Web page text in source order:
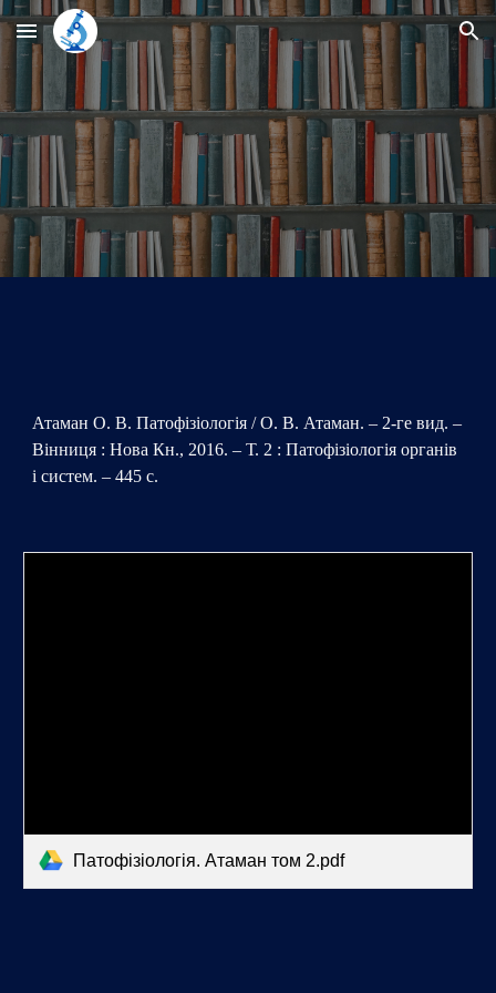
Skip to main content Skip to navigation
Атаман О. В. Патофізіологія / О. В. Атаман. – 2-ге вид. –
Вінниця : Нова Кн., 2016. – Т. 2 : Патофізіологія органів
і систем. – 445 с.
Патофізіологія. Атаман том 2.pdf